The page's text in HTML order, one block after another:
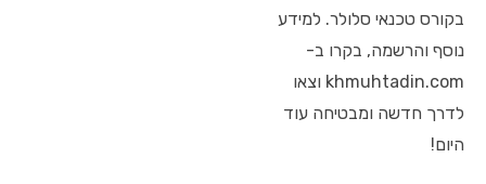
בקורס טכנאי סלולר. למידע
נוסף והרשמה, בקרו ב-
khmuhtadin.com וצאו
לדרך חדשה ומבטיחה עוד
היום!